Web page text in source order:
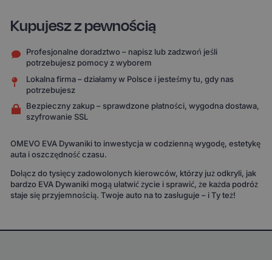
Kupujesz z pewnością
Profesjonalne doradztwo – napisz lub zadzwoń jeśli
potrzebujesz pomocy z wyborem
Lokalna firma – działamy w Polsce i jesteśmy tu, gdy nas
potrzebujesz
Bezpieczny zakup – sprawdzone płatności, wygodna dostawa,
szyfrowanie SSL
OMEVO EVA Dywaniki to inwestycja w codzienną wygodę, estetykę
auta i oszczędność czasu.
Dołącz do tysięcy zadowolonych kierowców, którzy już odkryli, jak
bardzo EVA Dywaniki mogą ułatwić życie i sprawić, że każda podróż
staje się przyjemnością. Twoje auto na to zasługuje – i Ty też!